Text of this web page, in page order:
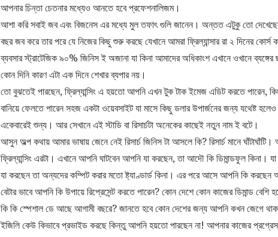
আপনার চিন্তা চেতনার মধ্যেও আনতে হবে প্রফেশনালিজম।
আশা করি সবাই জব এবং বিজনেস এর মধ্যে মুল তফাৎ গুলি জানেন। অন্তত এটুকু তো
বছর জব করে তার পরে যে নিজের কিছু শুরু করছে যেখানে আমরা ফ্রিল্যান্সার রা ২ দিনের
ব্যবসার স্ট্রাটেজিক ৯০% জিনিস ই অজানা যা কিনা আমাদের অধিকাংশ এখানে ওখানে
কোন দিনি কারণ এটা এক দিনে শেখার ব্যপার নয়।
তো বুঝতেই পারছেন, ফ্রিল্যান্সিং এ হয়তো আপনি এখন টুক টাক ইমেজ এডিট করতে পারেন,
বানিয়ে ফেলতে পারেন সহজ একটা ওয়েবসাইট যা মাসে কিছু ডলার উপার্জনের জন্য যথেষ্ট
একেবারেই শুন্য। আর সেখানে এই স্টাডি বা রিসার্চটা অনেকের কাছেই নতুন নাম ই বটে।
আসুন অল্প কথায় আমার ভাষায় জেনে নেই রিসার্চ জিনিস টা আসলে কি? রিসার্চ মানে
ফ্রিল্যান্সিং এরটা। এখানে আপনি ঘাটবেন আপনি যা করছেন, তা আদৌ কি ডিমান্ডফুল কিনা।
যা করছেন তা অন্যদের কম্পিট করার মতো ষ্ট্যাণ্ডার্ড কিনা। এর পরে আসে আপনি কি
বেটার ভাবে আপনি কি উপায়ে রিপ্রেসেন্ট করতে পারেন? কোন দেশে কোন কাজের ডিমান্ড
কি কি স্পেশাল ডে আছে আগামী বছরে? জানতে হবে কোন দেশের জন্য আপনি কখন জেগে
ইজিলি কেউ কিভাবে প্রভাইড করছে কিন্তু আপনি হয়তো পারছেন না! আপনার কাজের